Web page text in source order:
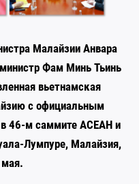
Малайзии Анвара
Фам Минь Тьинь
вьетнамская
с официальным
в 46-м саммите АСЕАН и
Лумпуре, Малайзия,